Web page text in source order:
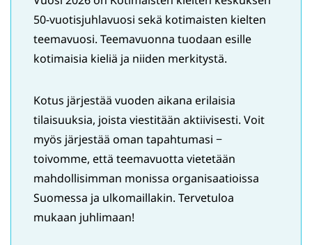
50-vuotisjuhlavuosi sekä kotimaisten kielten
teemavuosi. Teemavuonna tuodaan esille
kotimaisia kieliä ja niiden merkitystä.
Kotus järjestää vuoden aikana erilaisia
tilaisuuksia, joista viestitään aktiivisesti. Voit
myös järjestää oman tapahtumasi −
toivomme, että teemavuotta vietetään
mahdollisimman monissa organisaatioissa
Suomessa ja ulkomaillakin. Tervetuloa
mukaan juhlimaan!